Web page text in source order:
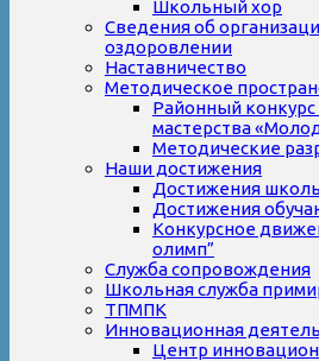
Школьный хор
Сведения об
оздоровлении
Наставничество
Методическое
Районный
мастерства
Методические
Наши достижения
Достижения
Достижения
Конкурсное
олимп”
Служба сопровождения
Школьная служба
ТПМПК
Инновационная
Центр